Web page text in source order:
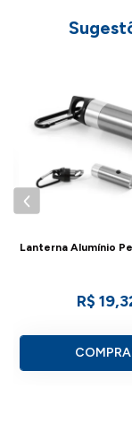
Lanterna Alumínio
R$